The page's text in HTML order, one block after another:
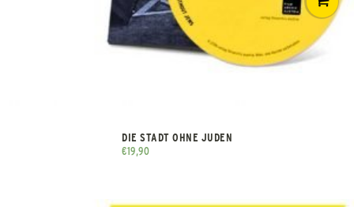
DIE STADT OHNE JUDEN
€19,90